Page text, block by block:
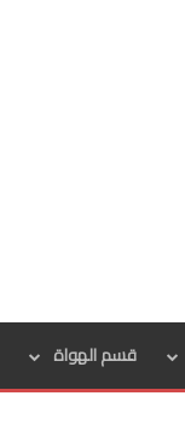
قسم الهواة